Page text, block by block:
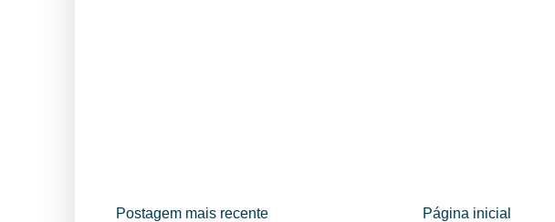
Postagem mais recente Página inicial